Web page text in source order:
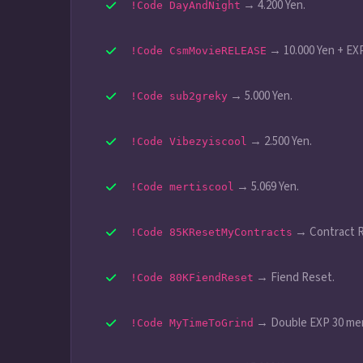
!Code DayAndNight → 4.200 Yen.
!Code CsmMovieRELEASE → 10.000 Yen +
!Code sub2greky → 5.000 Yen.
!Code Vibezyiscool → 2.500 Yen.
!Code mertiscool → 5.069 Yen.
!Code 85KResetMyContracts → Contract
!Code 80KFiendReset → Fiend Reset.
!Code MyTimeToGrind → Double EXP 30